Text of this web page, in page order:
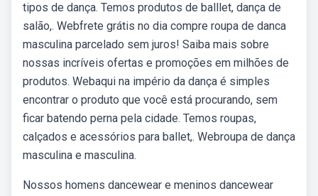
tipos de dança. Temos produtos de balllet, dança de
salão,. Webfrete grátis no dia compre roupa de danca
masculina parcelado sem juros! Saiba mais sobre
nossas incríveis ofertas e promoções em milhões de
produtos. Webaqui na império da dança é simples
encontrar o produto que você está procurando, sem
ficar batendo perna pela cidade. Temos roupas,
calçados e acessórios para ballet,. Webroupa de dança
masculina e masculina.
Nossos homens dancewear e meninos dancewear